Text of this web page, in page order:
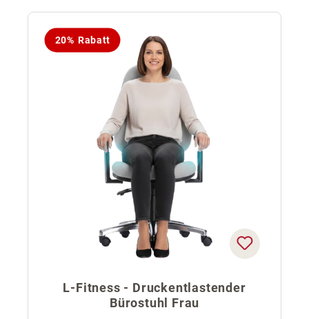
20% Rabatt
L-Fitness - Druckentlastender
Bürostuhl Frau